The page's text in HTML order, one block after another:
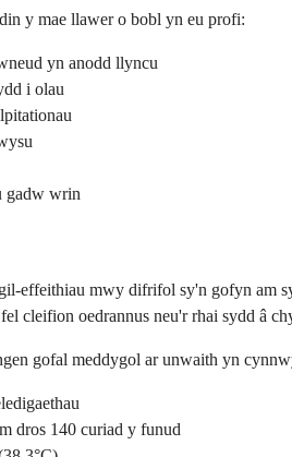
y mae llawer o bobl yn eu profi:
yn anodd llyncu
i olau
gadw wrin
effeithiau mwy difrifol sy'n gofyn am
cleifion oedrannus neu'r rhai sydd â
gofal meddygol ar unwaith yn
dros 140 curiad y funud